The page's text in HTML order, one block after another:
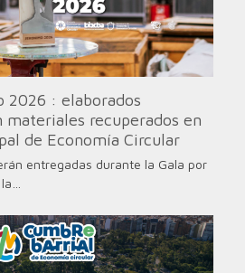
2026 : elaborados
recuperados en
de Economía Circular
entregadas durante la Gala por